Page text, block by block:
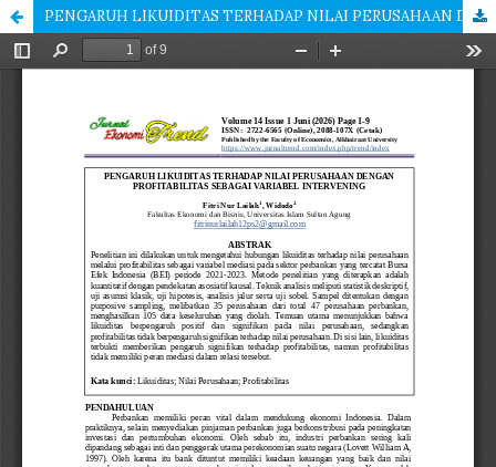
PENGARUH LIKUIDITAS TERHADAP NILAI PERUSAHAAN DENGAN PROFITABILITAS SEBAGAI VARIABEL INTERVENING